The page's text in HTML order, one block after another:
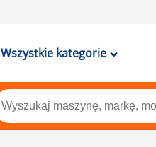
Wszystkie kategorie